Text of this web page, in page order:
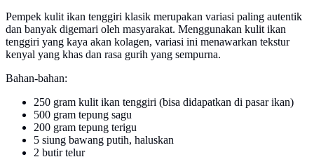
Pempek kulit ikan tenggiri klasik merupakan variasi paling autentik
dan banyak digemari oleh masyarakat. Menggunakan kulit ikan
tenggiri yang kaya akan kolagen, variasi ini menawarkan tekstur
kenyal yang khas dan rasa gurih yang sempurna.
Bahan-bahan:
250 gram kulit ikan tenggiri (bisa didapatkan di pasar ikan)
500 gram tepung sagu
200 gram tepung terigu
5 siung bawang putih, haluskan
2 butir telur